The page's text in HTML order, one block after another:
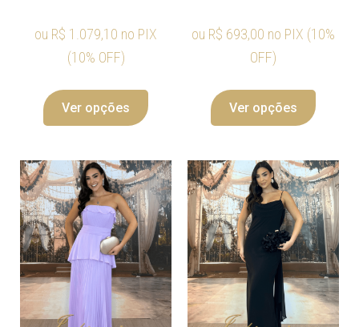
ou R$ 1.079,10 no PIX
(10% OFF)
Ver opções
ou R$ 693,00 no PIX (10%
OFF)
Ver opções